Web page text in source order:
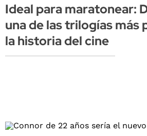
Ideal para maratonear:
una de las trilogías más
la historia del cine